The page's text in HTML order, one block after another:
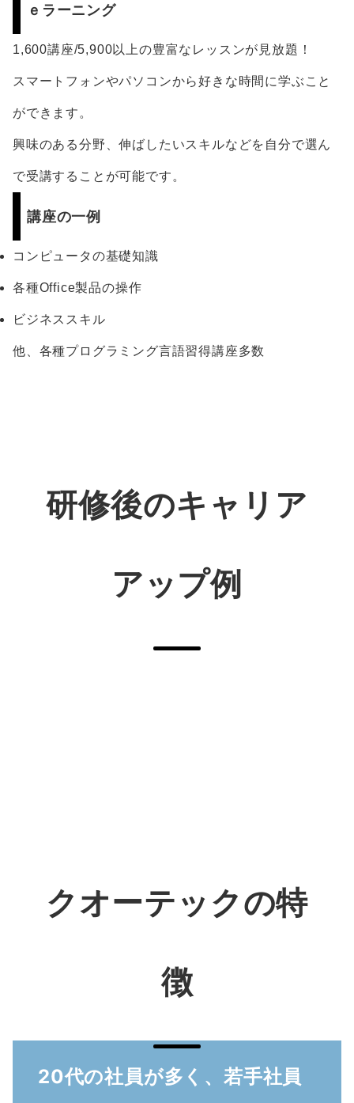
ｅラーニング
1,600講座/5,900以上の豊富なレッスンが見放題！
スマートフォンやパソコンから好きな時間に学ぶこと
ができます。
興味のある分野、伸ばしたいスキルなどを自分で選ん
で受講することが可能です。
講座の一例
コンピュータの基礎知識
各種Office製品の操作
ビジネススキル
他、各種プログラミング言語習得講座多数
研修後のキャリア
アップ例
クオーテックの特
徴
20代の社員が多く、若手社員